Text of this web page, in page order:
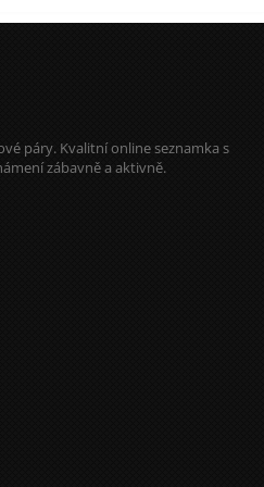
páry. Kvalitní online seznamka s
zábavně a aktivně.